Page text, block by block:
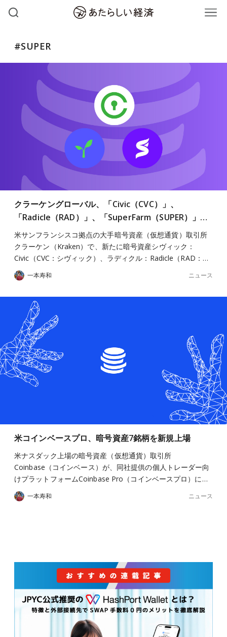
#SUPER
クラーケングローバル、「Civic（CVC）」、
「Radicle（RAD）」、「SuperFarm（SUPER）」…
米サンフランシスコ拠点の大手暗号資産（仮想通貨）取引所
クラーケン（Kraken）で、新たに暗号資産シヴィック：
Civic（CVC：シヴィック）、ラディクル：Radicle（RAD：…
一本寿和 ニュース
米コインベースプロ、暗号資産7銘柄を新規上場
米ナスダック上場の暗号資産（仮想通貨）取引所
Coinbase（コインベース）が、同社提供の個人トレーダー向
けプラットフォームCoinbase Pro（コインベースプロ）に…
一本寿和 ニュース